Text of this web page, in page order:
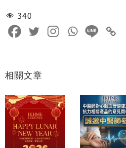
340
相關文章